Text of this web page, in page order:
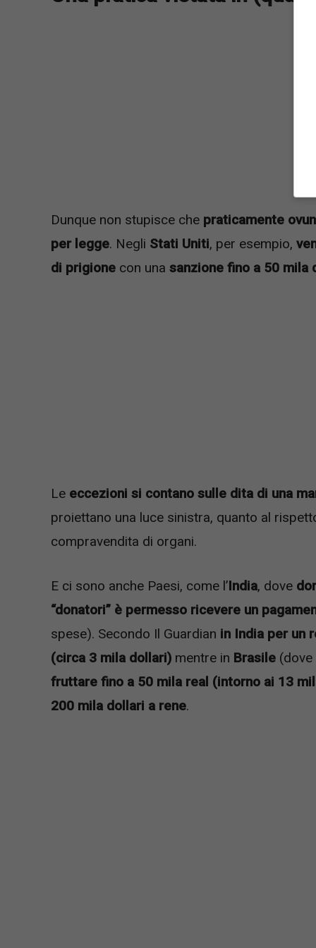
Dunque non stupisce che praticamente
per legge. Negli Stati Uniti, per esempio,
di prigione con una sanzione fino a 50 mila
Le eccezioni si contano sulle dita di una
proiettano una luce sinistra, quanto al
compravendita di organi.
E ci sono anche Paesi, come l’India, dove
“donatori” è permesso ricevere un
spese). Secondo Il Guardian in India per un
(circa 3 mila dollari) mentre in Brasile (dove
fruttare fino a 50 mila real (intorno ai 13
200 mila dollari a rene.